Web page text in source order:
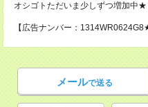
オシゴトただいま少しずつ増加中★
【広告ナンバー：
メールで送る